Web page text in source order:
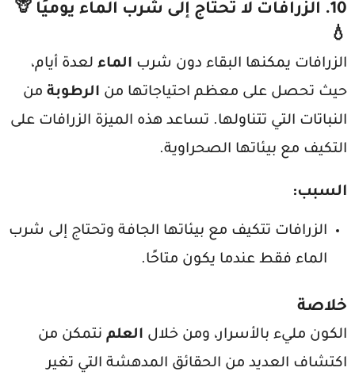
10. الزرافات لا تحتاج إلى شرب الماء يوميًا 🦒
💧
الزرافات يمكنها البقاء دون شرب الماء لعدة أيام،
حيث تحصل على معظم احتياجاتها من الرطوبة من
النباتات التي تتناولها. تساعد هذه الميزة الزرافات على
التكيف مع بيئاتها الصحراوية.
السبب:
الزرافات تتكيف مع بيئاتها الجافة وتحتاج إلى شرب
الماء فقط عندما يكون متاحًا.
خلاصة
الكون مليء بالأسرار، ومن خلال العلم نتمكن من
اكتشاف العديد من الحقائق المدهشة التي تغير